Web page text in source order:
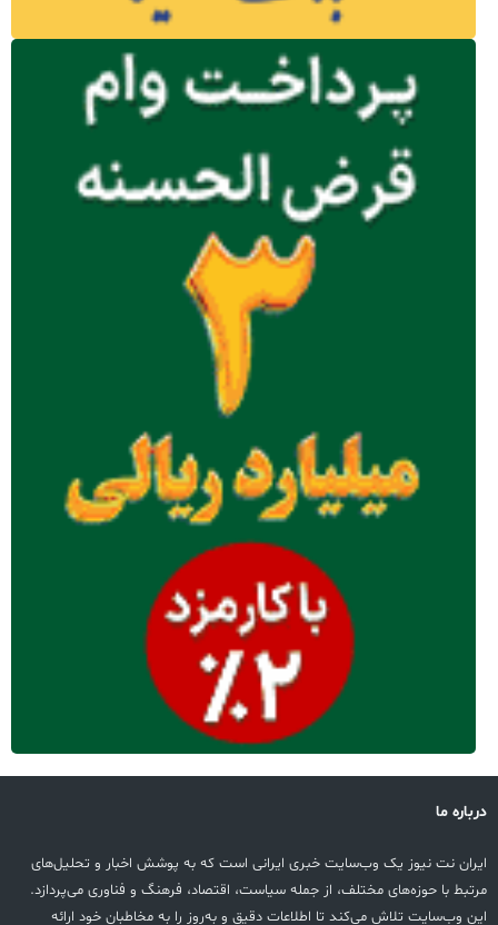
درباره ما
ایران نت نیوز یک وب‌سایت خبری ایرانی است که به پوشش اخبار و تحلیل‌های
مرتبط با حوزه‌های مختلف، از جمله سیاست، اقتصاد، فرهنگ و فناوری می‌پردازد.
این وب‌سایت تلاش می‌کند تا اطلاعات دقیق و به‌روز را به مخاطبان خود ارائه